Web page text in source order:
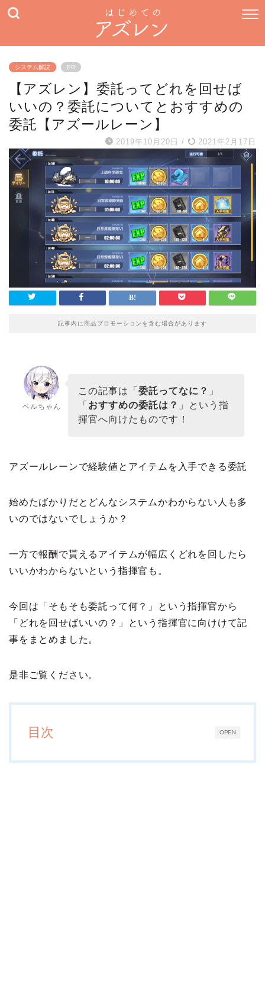
システム解説 PR
【アズレン】委託ってどれを回せば
いいの？委託についてとおすすめの
委託【アズールレーン】
2019年10月20日 / 2021年2月17日
記事内に商品プロモーションを含む場合があります
ベルちゃん
この記事は「 委託ってなに？ 」
「 おすすめの委託は？ 」という指
揮官へ向けたものです！
アズールレーンで経験値とアイテムを入手できる委託
始めたばかりだとどんなシステムかわからない人も多
いのではないでしょうか？
一方で報酬で貰えるアイテムが幅広くどれを回したら
いいかわからないという指揮官も。
今回は「そもそも委託って何？」という指揮官から
「どれを回せばいいの？」という指揮官に向けけて記
事をまとめました。
是非ご覧ください。
OPEN
目次